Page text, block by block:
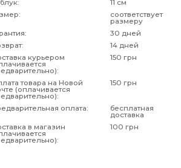
11 см
соответствует
размеру
30 дней
14 дней
курьером
150 грн
товара на Новой
(оплачивается
150 грн
оплата: бесплатная
доставка
в магазин
100 грн